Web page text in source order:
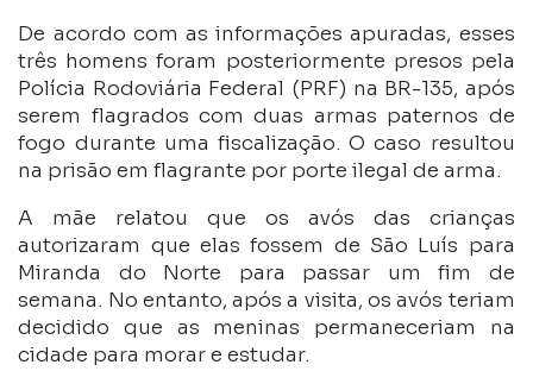
De acordo com as informações apuradas, esses
três homens foram posteriormente presos pela
Polícia Rodoviária Federal (PRF) na BR-135, após
serem flagrados com duas armas paternos de
fogo durante uma fiscalização. O caso resultou
na prisão em flagrante por porte ilegal de arma.
A mãe relatou que os avós das crianças
autorizaram que elas fossem de São Luís para
Miranda do Norte para passar um fim de
semana. No entanto, após a visita, os avós teriam
decidido que as meninas permaneceriam na
cidade para morar e estudar.